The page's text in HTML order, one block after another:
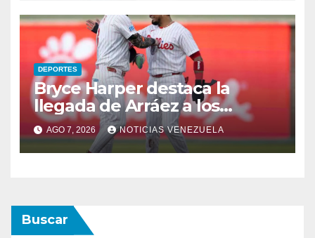
DEPORTES
Bryce Harper destaca la
llegada de Arráez a los
Phillies
AGO 7, 2026 NOTICIAS VENEZUELA
Buscar